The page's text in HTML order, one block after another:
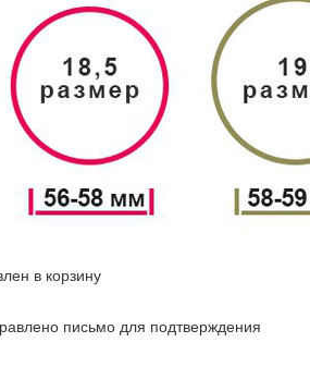
в корзину
письмо для подтверждения